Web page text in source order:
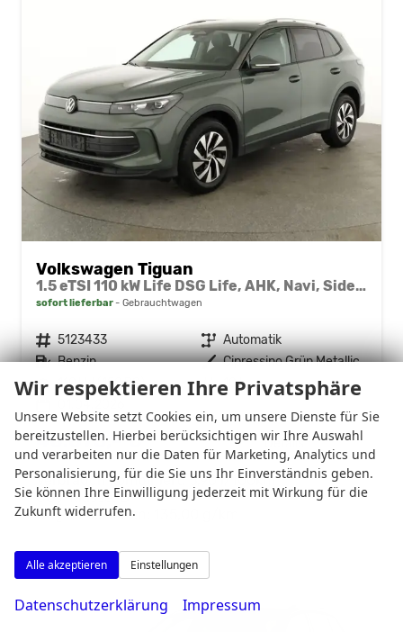
Volkswagen Tiguan
1.5 eTSI 110 kW Life DSG Life, AHK, Navi, Side, el. Klappe, LED-Plus, 5-J Garantie
sofort lieferbar Gebrauchtwagen
Fahrzeugnr. 5123433 Getriebe Automatik
Kraftstoff Benzin Außenfarbe Cipressino Grün Metallic
Leistung 110 kW (150 PS) Kilometerstand 10 km
01.04.2026
40.875,– €
incl. 19% MwSt.
Details
Verbrauch kombiniert: 5,90 l/100km
CO2-Klasse: D
CO2 -Emissionen:
Wir respektieren Ihre Privatsphäre
Unsere Website setzt Cookies ein, um unsere Dienste für Sie
bereitzustellen. Hierbei berücksichtigen wir Ihre Auswahl
und verarbeiten nur die Daten für Marketing, Analytics und
Personalisierung, für die Sie uns Ihr Einverständnis geben.
Sie können Ihre Einwilligung jederzeit mit Wirkung für die
Zukunft widerrufen.
Alle akzeptieren Einstellungen
Datenschutzerklärung Impressum